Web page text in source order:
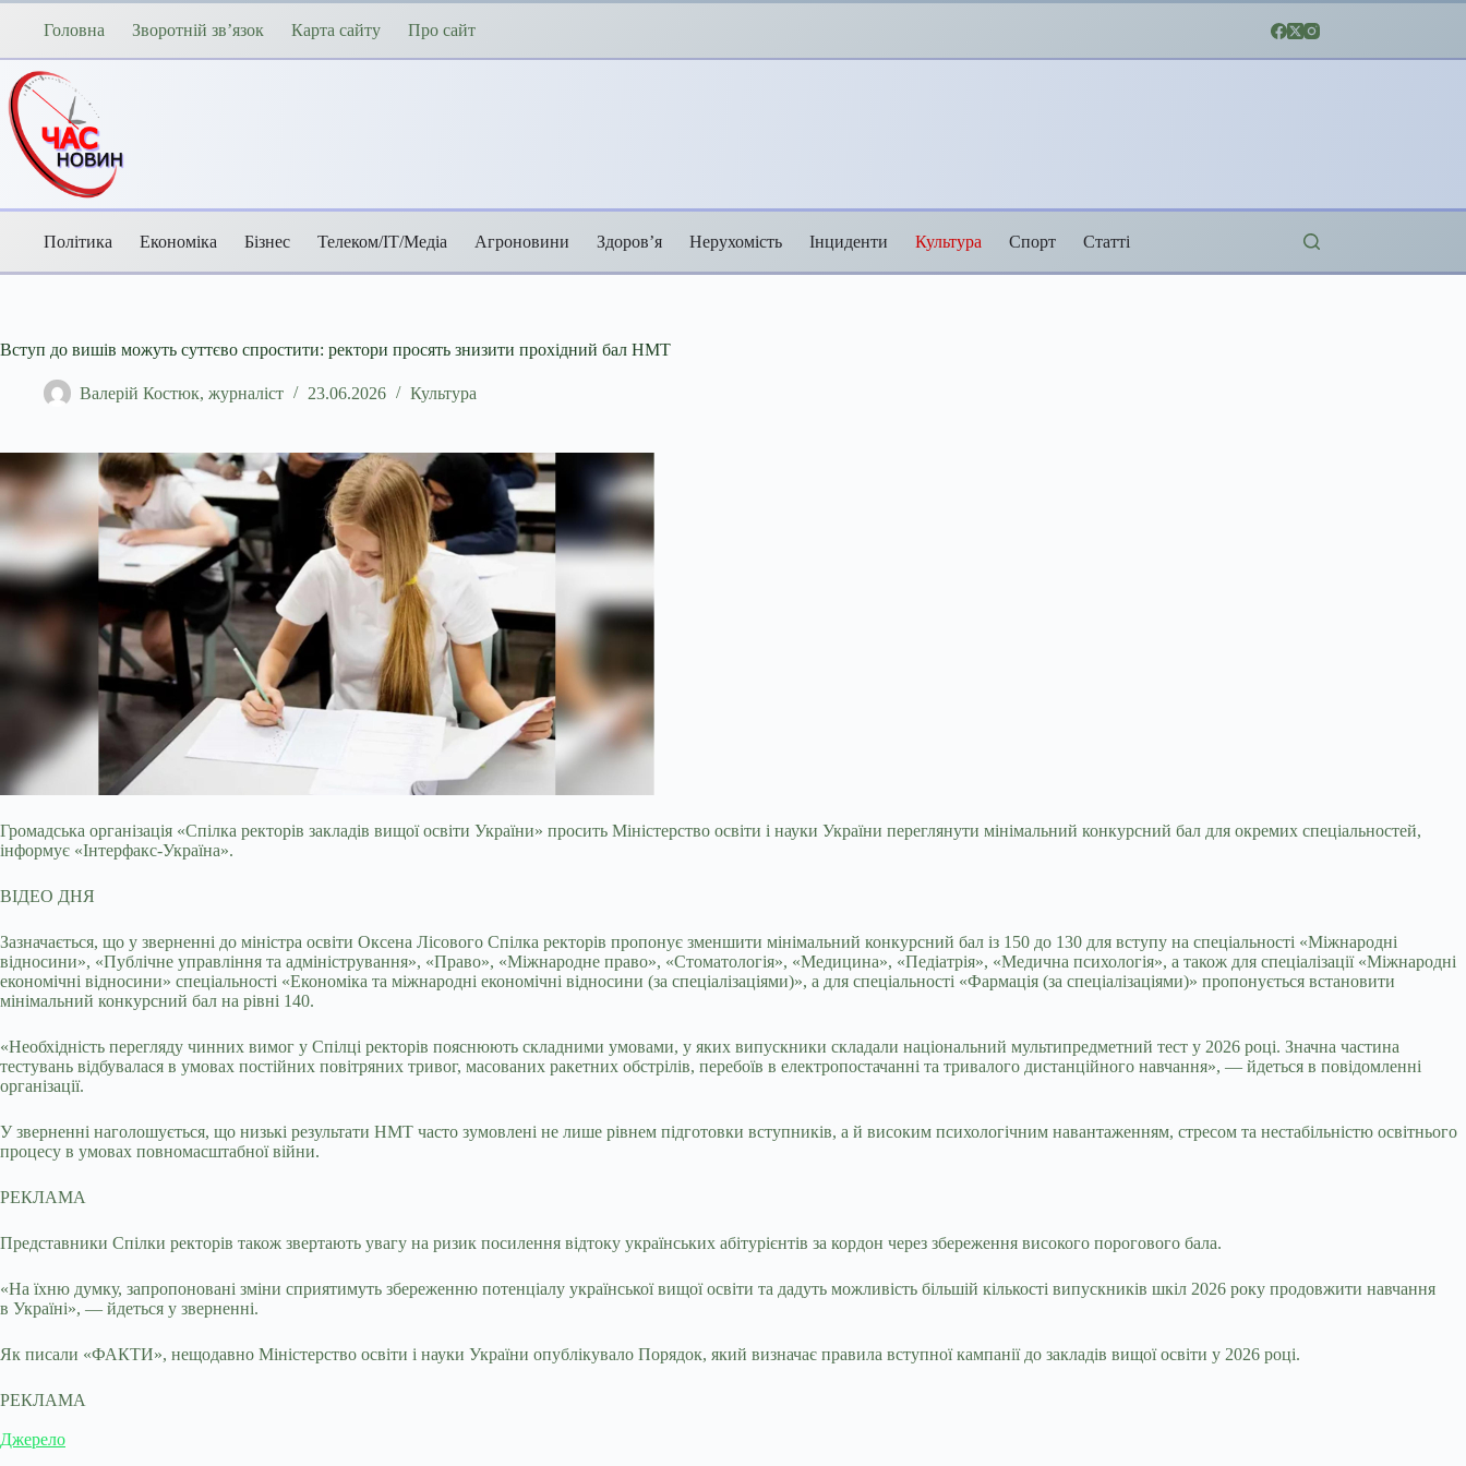
Перейти
Головна Зворотній зв’язок Карта сайту Про сайт
Політика Економіка Бізнес Телеком/ІТ/Медіа Агроновини Здоров’я Нерухомість Інциденти Культура Спорт Статті
Вступ до вишів можуть суттєво спростити: ректори просять знизити прохідний бал НМТ
Валерій Костюк, журналіст 23.06.2026 Культура
Громадська організація «Спілка ректорів закладів вищої освіти України» просить Міністерство освіти і науки України переглянути мінімальний конкурсний бал для окремих спеціальностей,
інформує «Інтерфакс-Україна».
ВІДЕО ДНЯ
Зазначається, що у зверненні до міністра освіти Оксена Лісового Спілка ректорів пропонує зменшити мінімальний конкурсний бал із 150 до 130 для вступу на спеціальності «Міжнародні
відносини», «Публічне управління та адміністрування», «Право», «Міжнародне право», «Стоматологія», «Медицина», «Педіатрія», «Медична психологія», а також для спеціалізації «Міжнародні
економічні відносини» спеціальності «Економіка та міжнародні економічні відносини (за спеціалізаціями)», а для спеціальності «Фармація (за спеціалізаціями)» пропонується встановити
мінімальний конкурсний бал на рівні 140.
«Необхідність перегляду чинних вимог у Спілці ректорів пояснюють складними умовами, у яких випускники складали національний мультипредметний тест у 2026 році. Значна частина
тестувань відбувалася в умовах постійних повітряних тривог, масованих ракетних обстрілів, перебоїв в електропостачанні та тривалого дистанційного навчання», — йдеться в повідомленні
організації.
У зверненні наголошується, що низькі результати НМТ часто зумовлені не лише рівнем підготовки вступників, а й високим психологічним навантаженням, стресом та нестабільністю освітнього
процесу в умовах повномасштабної війни.
РЕКЛАМА
Представники Спілки ректорів також звертають увагу на ризик посилення відтоку українських абітурієнтів за кордон через збереження високого порогового бала.
«На їхню думку, запропоновані зміни сприятимуть збереженню потенціалу української вищої освіти та дадуть можливість більшій кількості випускників шкіл 2026 року продовжити навчання
в Україні», — йдеться у зверненні.
Як писали «ФАКТИ», нещодавно Міністерство освіти і науки України опублікувало Порядок, який визначає правила вступної кампанії до закладів вищої освіти у 2026 році.
РЕКЛАМА
Джерело